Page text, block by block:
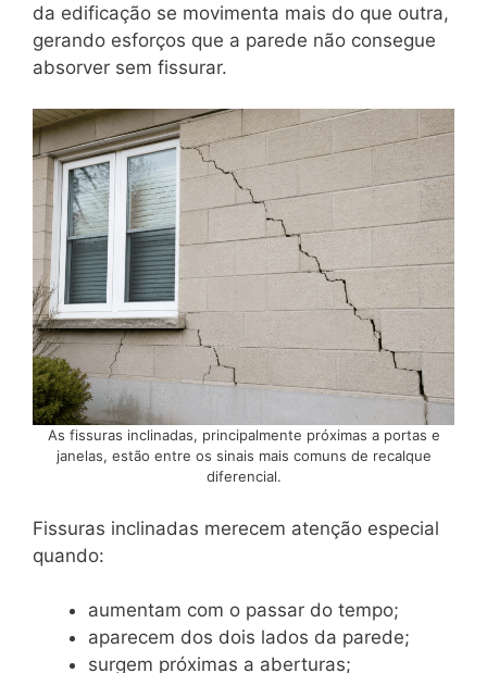
da edificação se movimenta mais do que outra,
gerando esforços que a parede não consegue
absorver sem fissurar.
As fissuras inclinadas, principalmente próximas a portas e
janelas, estão entre os sinais mais comuns de recalque
diferencial.
Fissuras inclinadas merecem atenção especial
quando:
aumentam com o passar do tempo;
aparecem dos dois lados da parede;
surgem próximas a aberturas;